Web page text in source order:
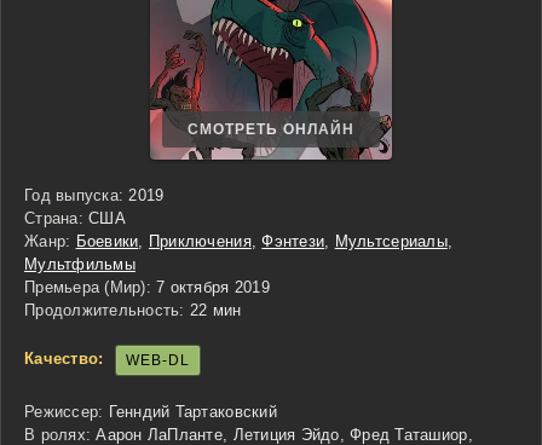
СМОТРЕТЬ ОНЛАЙН
Год выпуска: 2019
Страна: США
Жанр: Боевики Приключения,Фэнтези Мультсериалы,
Мультфильмы
Премьера (Мир): 7 октября 2019
Продолжительность: 22 мин
Качество: WEB-DL
Режиссер: Генндий Тартаковский
В ролях: Аарон ЛаПланте, Летиция Эйдо, Фред Таташиор,